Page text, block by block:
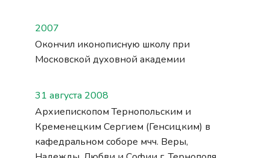
2007
Окончил иконописную школу при
Московской духовной академии
31 августа 2008
Архиепископом Тернопольским и
Кременецким Сергием (Генсицким) в
кафедральном соборе мчч. Веры,